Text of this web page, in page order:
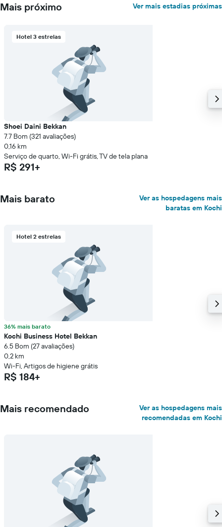
o
de
Mais próximo Ver mais estadias próximas
Hotel 3 estrelas
Shoei Daini Bekkan
7.7 Bom (321 avaliações)
0,16 km
Serviço de quarto, Wi-Fi grátis, TV de tela plana
R$ 291+
Mais barato
Ver as hospedagens mais
baratas em Kochi
Hotel 2 estrelas
36% mais barato
Kochi Business Hotel Bekkan
6.5 Bom (27 avaliações)
0,2 km
Wi-Fi, Artigos de higiene grátis
R$ 184+
Mais recomendado
Ver as hospedagens mais
recomendadas em Kochi